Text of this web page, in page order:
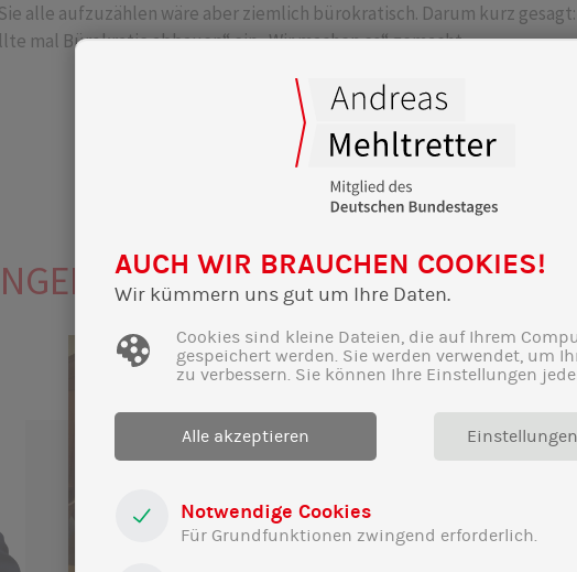
alle aufzuzählen wäre aber ziemlich bürokratisch. Darum kurz
mal Bürokratie abbauen“ ein „Wir machen es“ gemacht.
AUCH WIR BRAUCHEN COOKIES!
Wir kümmern uns gut um Ihre Daten.
Cookies sind kleine Dateien, die auf Ihrem
gespeichert werden. Sie werden verwendet, um
zu verbessern. Sie können Ihre Einstellungen
Alle akzeptieren
Notwendige Cookies
Für Grundfunktionen zwingend erforderlich.